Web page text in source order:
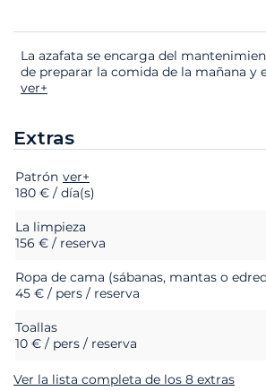
La azafata se encarga del
de preparar la comida de la mañana y
ver+
Extras
Extras Estado
Patrón ver+
180 € / día(s)
La limpieza
156 € / reserva
45 € / pers / reserva
Toallas
10 € / pers / reserva
Ver la lista completa de los 8 extras